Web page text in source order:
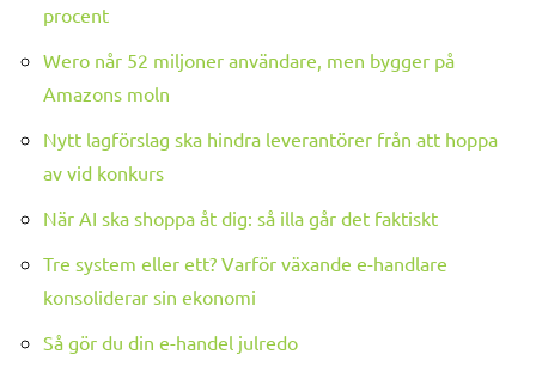
procent
Wero når 52 miljoner användare, men bygger på
Amazons moln
Nytt lagförslag ska hindra leverantörer från att hoppa
av vid konkurs
När AI ska shoppa åt dig: så illa går det faktiskt
Tre system eller ett? Varför växande e-handlare
konsoliderar sin ekonomi
Så gör du din e-handel julredo